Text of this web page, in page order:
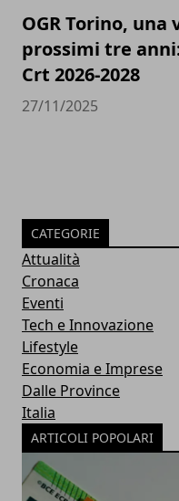
OGR Torino,
prossimi tre
Crt 2026-2028
27/11/2025
CATEGORIE
Attualità
Cronaca
Eventi
Tech e Innovazione
Lifestyle
Economia e Imprese
Dalle Province
Italia
ARTICOLI POPOLARI